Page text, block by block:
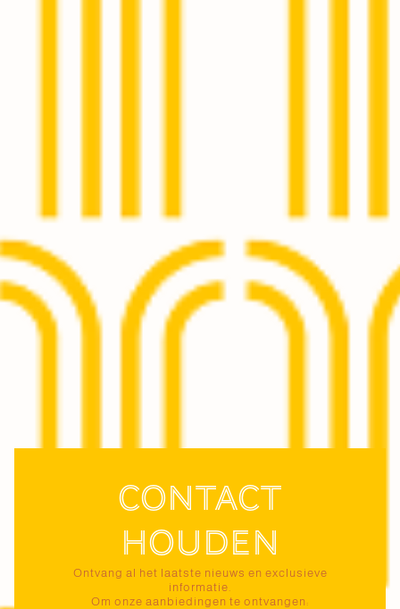
Contact
houden
Ontvang al het laatste nieuws en exclusieve
informatie.
Om onze aanbiedingen te ontvangen: